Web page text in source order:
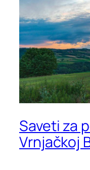
Saveti za
Vrnjačkoj